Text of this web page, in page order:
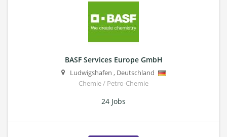
BASF Services Europe GmbH
Ludwigshafen , Deutschland
Chemie / Petro-Chemie
24 Jobs